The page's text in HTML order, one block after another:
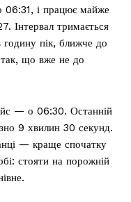
06:31, і працює майже
Інтервал тримається
пік, ближче до
так, що вже не до
— о 06:30. Останній
9 хвилин 30 секунд.
— краще спочатку
стояти на порожній